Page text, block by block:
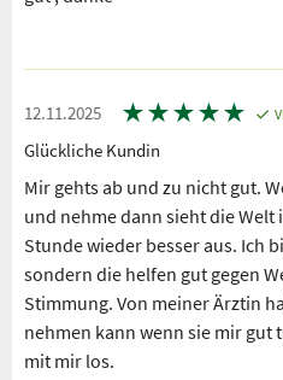
12.11.2025 ★★★★★
Glückliche Kundin
Mir gehts ab und zu nicht gut.
und nehme dann sieht die
Stunde wieder besser aus. Ich
sondern die helfen gut gegen
Stimmung. Von meiner Ärztin
nehmen kann wenn sie mir gut
mit mir los.